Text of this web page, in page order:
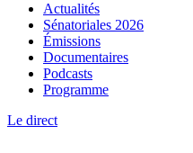
Actualités
Sénatoriales 2026
Émissions
Documentaires
Podcasts
Programme
Le direct